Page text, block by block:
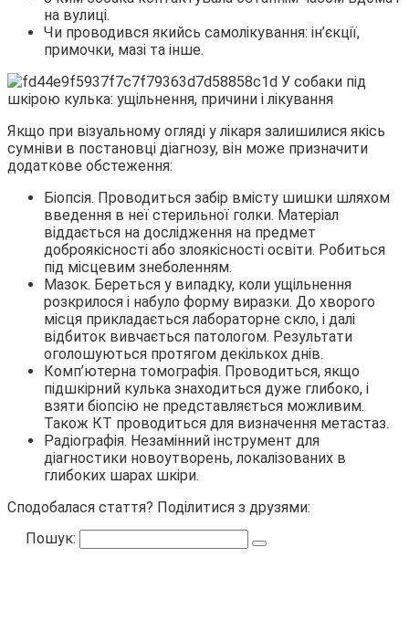
на вулиці.
Чи проводився якийсь самолікування: ін’єкції,
примочки, мазі та інше.
Якщо при візуальному огляді у лікаря залишилися якісь
сумніви в постановці діагнозу, він може призначити
додаткове обстеження:
Біопсія. Проводиться забір вмісту шишки шляхом
введення в неї стерильної голки. Матеріал
віддається на дослідження на предмет
доброякісності або злоякісності освіти. Робиться
під місцевим знеболенням.
Мазок. Береться у випадку, коли ущільнення
розкрилося і набуло форму виразки. До хворого
місця прикладається лабораторне скло, і далі
відбиток вивчається патологом. Результати
оголошуються протягом декількох днів.
Комп’ютерна томографія. Проводиться, якщо
підшкірний кулька знаходиться дуже глибоко, і
взяти біопсію не представляється можливим.
Також КТ проводиться для визначення метастаз.
Радіографія. Незамінний інструмент для
діагностики новоутворень, локалізованих в
глибоких шарах шкіри.
Сподобалася стаття? Поділитися з друзями:
Пошук: